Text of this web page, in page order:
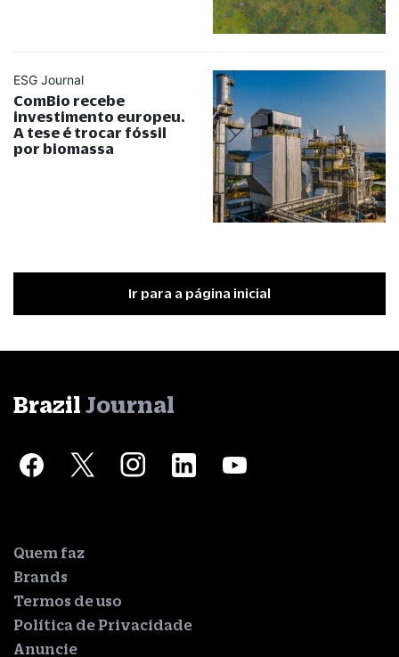
ESG Journal
ComBio recebe
investimento europeu.
A tese é trocar fóssil
por biomassa
Ir para a página inicial
Brazil Journal
Quem faz
Brands
Termos de uso
Política de Privacidade
Anuncie